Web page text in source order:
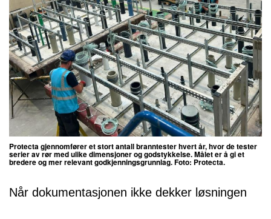
Protecta gjennomfører et stort antall branntester hvert år, hvor de tester
serier av rør med ulike dimensjoner og godstykkelse. Målet er å gi et
bredere og mer relevant godkjenningsgrunnlag. Foto: Protecta.
Når dokumentasjonen ikke dekker løsningen